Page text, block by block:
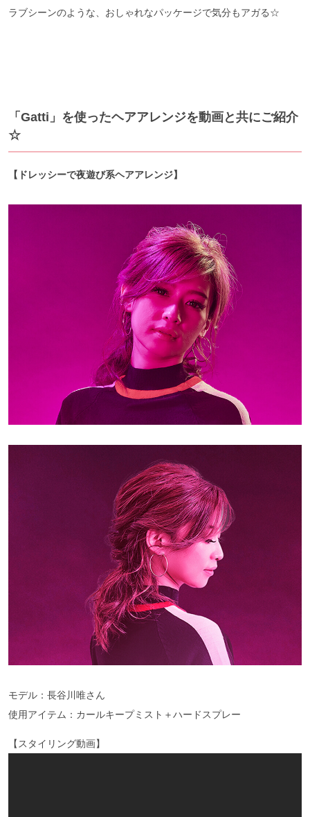
ラブシーンのような、おしゃれなパッケージで気分もアガる☆
「Gatti」を使ったヘアアレンジを動画と共にご紹介
☆
【ドレッシーで夜遊び系ヘアアレンジ】
モデル：長谷川唯さん
使用アイテム：カールキープミスト＋ハードスプレー
【スタイリング動画】